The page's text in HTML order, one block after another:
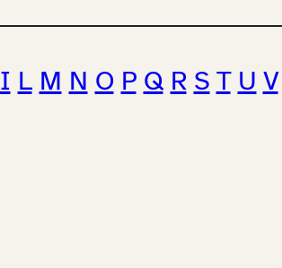
I L M N O P Q R S T U V